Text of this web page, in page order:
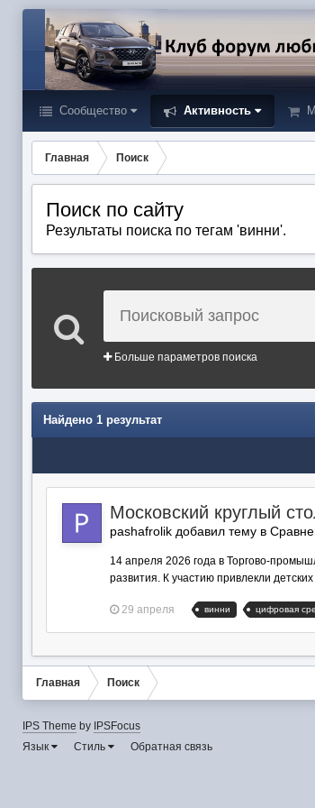
Сообщество Активность
Главная Поиск
Поиск по сайту
Результаты поиска по тегам 'винни'.
Больше параметров поиска
Найдено 1 результат
Московский круглый
pashafrolik добавил тему в
14 апреля 2026 года в Торгово-
развития. К участию привлекли
29 апреля винни цифровая
Главная Поиск
IPS Theme by IPSFocus
Язык
Стиль Обратная связь